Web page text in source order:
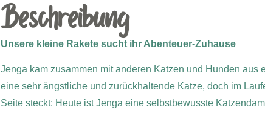
Beschreibung
Unsere kleine Rakete sucht ihr Abenteuer-Zuhause
Jenga kam zusammen mit anderen Katzen und Hunden
eine sehr ängstliche und zurückhaltende Katze, doch im
Seite steckt: Heute ist Jenga eine selbstbewusste